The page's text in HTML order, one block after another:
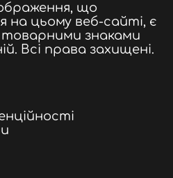
що
на цьому веб-сайті, є
знаками
Всі права захищені.